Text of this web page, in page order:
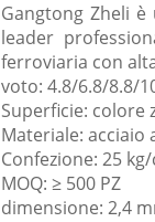
Gangtong Zheli
leader
ferroviaria con
voto: 4.8/6.8/8.8/
Superficie: colore
Materiale: acciaio
Confezione: 25
MOQ: ≥ 500 PZ
dimensione: 2,4